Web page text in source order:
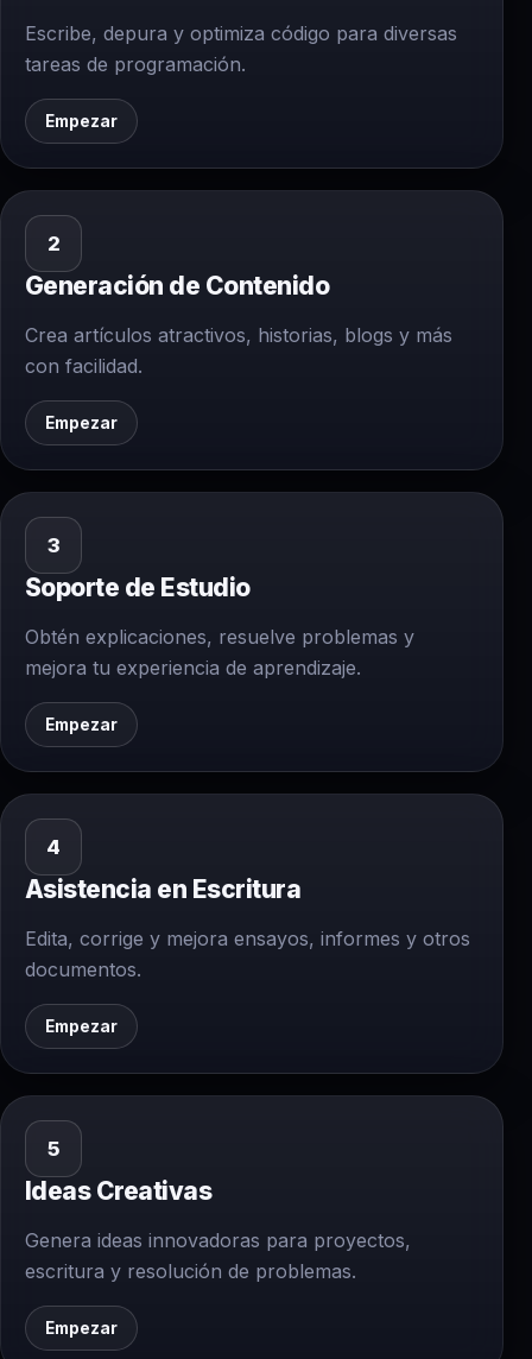
Escribe, depura y optimiza código para diversas
tareas de programación.
Empezar
2
Generación de Contenido
Crea artículos atractivos, historias, blogs y más
con facilidad.
Empezar
3
Soporte de Estudio
Obtén explicaciones, resuelve problemas y
mejora tu experiencia de aprendizaje.
Empezar
4
Asistencia en Escritura
Edita, corrige y mejora ensayos, informes y otros
documentos.
Empezar
5
Ideas Creativas
Genera ideas innovadoras para proyectos,
escritura y resolución de problemas.
Empezar